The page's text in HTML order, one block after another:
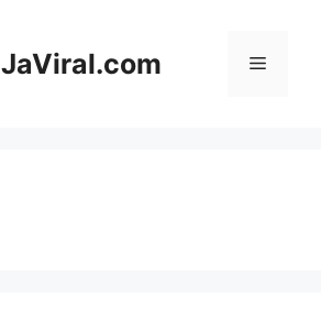
JaViral.com Menu